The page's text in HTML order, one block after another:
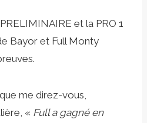
et la PRO 1
Bayor et Full Monty
me direz-vous,
« Full a gagné en